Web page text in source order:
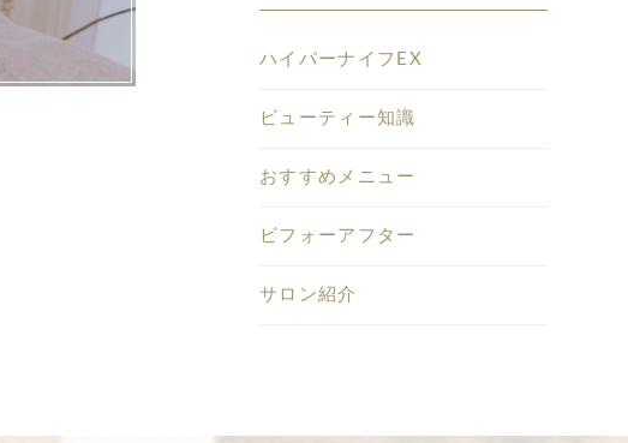
ハイパーナイフEX
ビューティー知識
おすすめメニュー
ビフォーアフター
サロン紹介